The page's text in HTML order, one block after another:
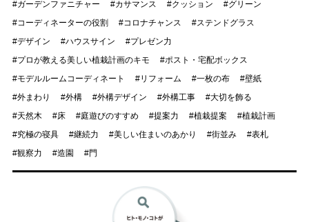
ガーデンファニチャー
カサマンス クッション
グリーン
コーディネーターの役割
コロナチャンス
ステンドグラス
デザイン
ハウスサイン
プレゼン力
プロが教える美しい植栽計画のキモ
ポスト・宅配ボックス
モデルルームコーディネート
リフォーム 一枚の布
壁紙
外まわり
外構 外構デザイン 外構工事
大切を飾る
天然木
床 庭遊びのすすめ 提案力 植栽提案
植栽計画
究極の寝具
継続力 美しい住まいのあかり 街並み
表札
観察力
造園 門